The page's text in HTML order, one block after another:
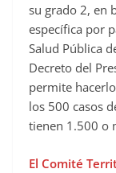
su grado 2, en
específica por
Salud Pública
Decreto del
permite
los 500 casos
tienen 1.500 o
El Comité